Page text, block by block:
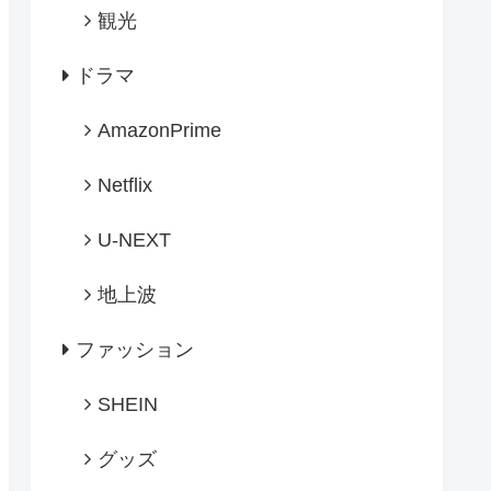
観光
ドラマ
AmazonPrime
Netflix
U-NEXT
地上波
ファッション
SHEIN
グッズ